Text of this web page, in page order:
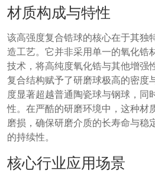
材质构成与特性
该高强度复合锆球的核心在于其独
造工艺。它并非采用单一的氧化锆
技术，将高纯度氧化锆与其他增强
复合结构赋予了研磨球极高的密度
度显著超越普通陶瓷球与钢球，同
性。在严酷的研磨环境中，这种材
磨损，确保研磨介质的长寿命与稳
的持续性。
核心行业应用场景